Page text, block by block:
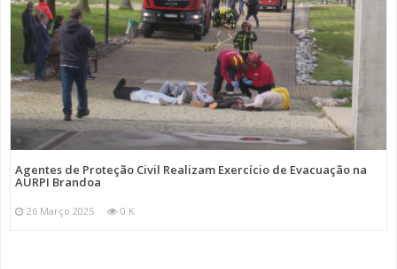
Agentes de Proteção Civil Realizam Exercício de Evacuação na
AURPI Brandoa
26 Março 2025 0 K